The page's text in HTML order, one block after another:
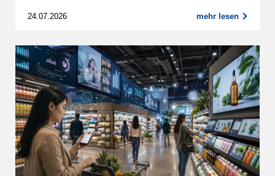
24.07.2026 mehr lesen